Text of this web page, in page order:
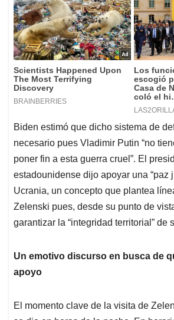
Biden estimó que dicho sistema de
necesario pues Vladimir Putin “no
poner fin a esta guerra cruel”. El
estadounidense dijo apoyar una “paz
Ucrania, un concepto que plantea
Zelenski pues, desde su punto de
garantizar la “integridad territorial” de
Un emotivo discurso en busca de
apoyo
El momento clave de la visita de